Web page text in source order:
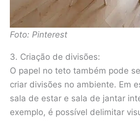
Foto: Pinterest
3. Criação de divisões:
O papel no teto também pode
criar divisões no ambiente. Em
sala de estar e sala de jantar
exemplo, é possível delimitar